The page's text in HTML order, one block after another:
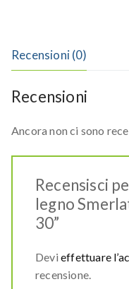
Recensioni (0)
Recensioni
Ancora non ci sono
Recensisci
legno
30”
Devi effettuare
recensione.